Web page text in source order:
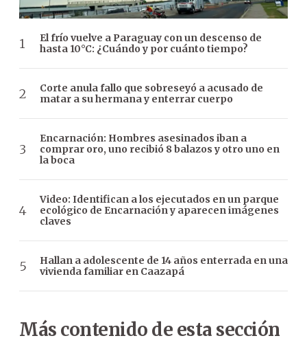
El frío vuelve a Paraguay con un descenso de
hasta 10°C: ¿Cuándo y por cuánto tiempo?
Corte anula fallo que sobreseyó a acusado de
matar a su hermana y enterrar cuerpo
Encarnación: Hombres asesinados iban a
comprar oro, uno recibió 8 balazos y otro uno en
la boca
Video: Identifican a los ejecutados en un parque
ecológico de Encarnación y aparecen imágenes
claves
Hallan a adolescente de 14 años enterrada en una
vivienda familiar en Caazapá
Más contenido de esta sección